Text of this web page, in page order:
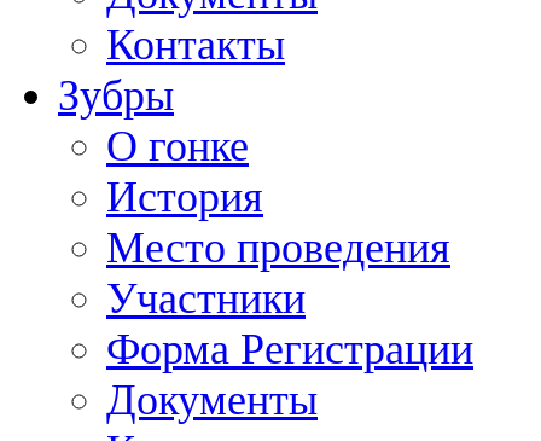
Контакты
Зубры
О гонке
История
Место проведения
Участники
Форма Регистрации
Документы